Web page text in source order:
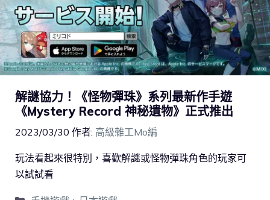
解謎協力！《怪物彈珠》系列最新作手遊
《Mystery Record 神秘遺物》正式推出
2023/03/30 作者: 高級雜工Mo編
玩法看起來很特別，喜歡解謎或怪物彈珠角色的玩家可
以試試看